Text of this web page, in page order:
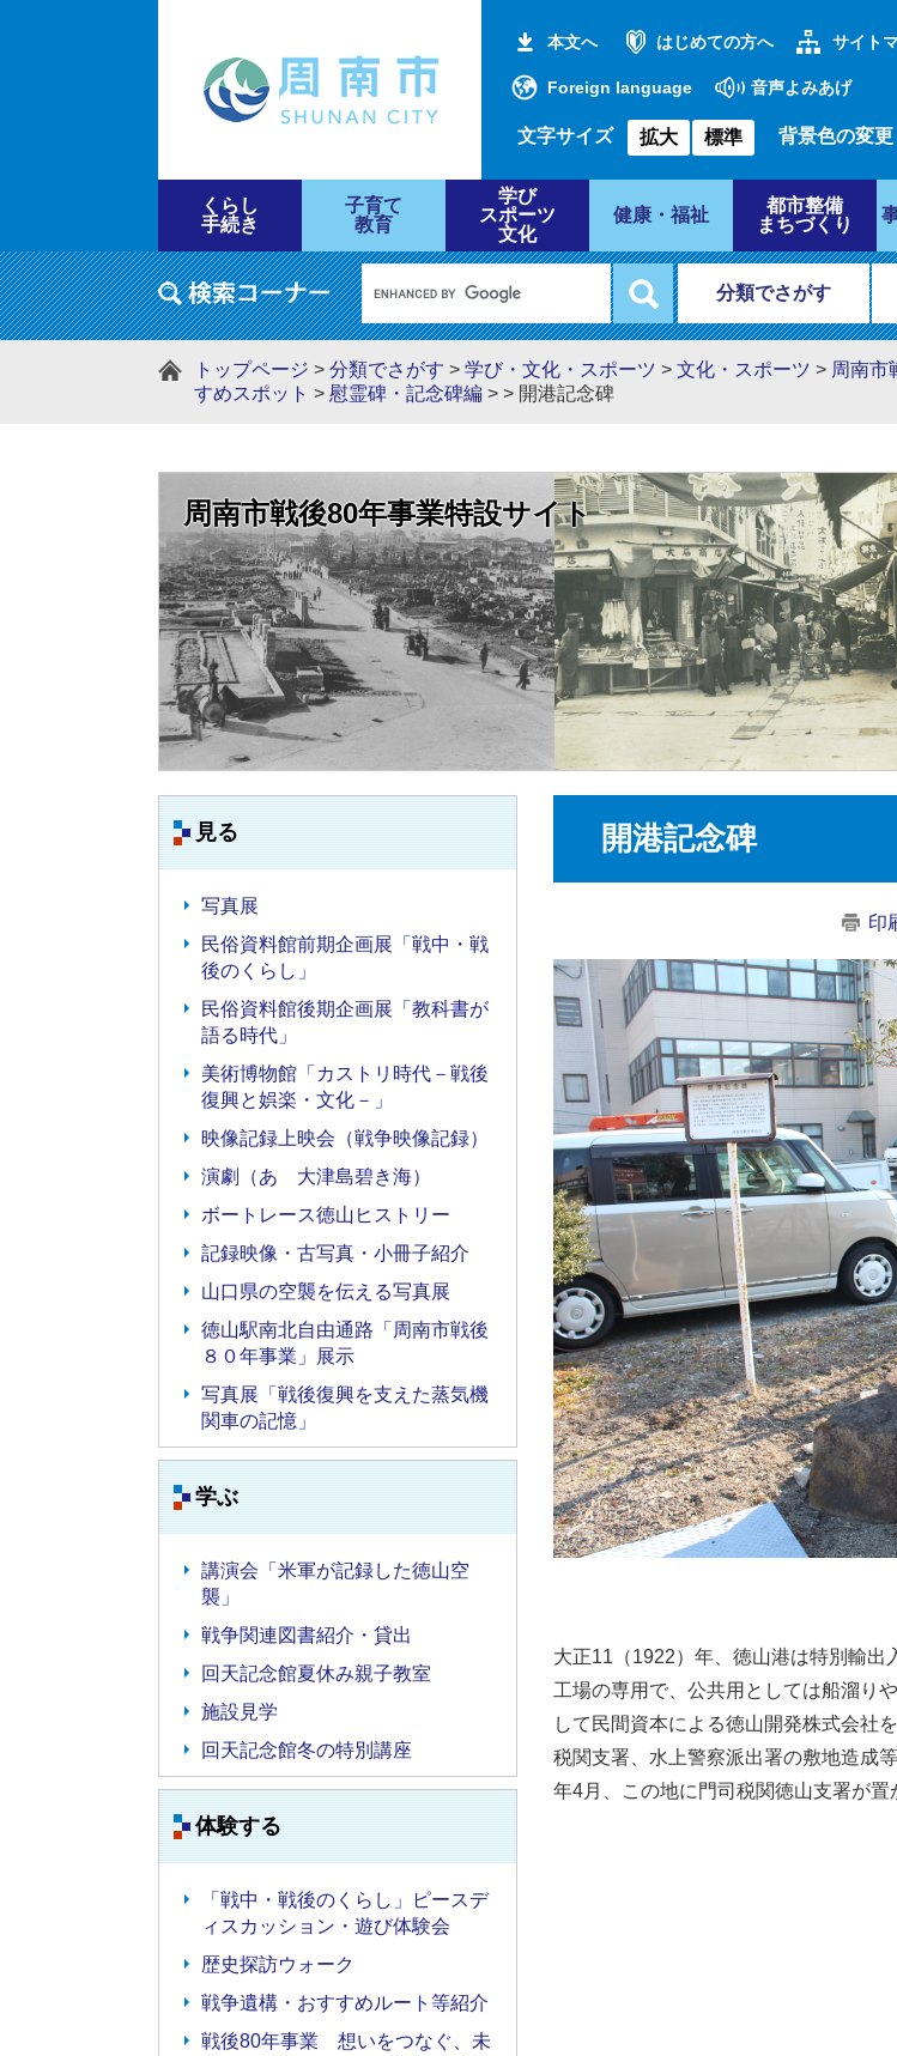
本文へ はじめての方へ サイト
Foreign language 音声よみあげ
文字サイズ 拡大 標準 背景色の変更
くらし
手続き
子育て
教育
学び
スポーツ
文化
健康・福祉
都市整備
まちづくり
分類でさがす
トップページ > 分類でさがす > 学び・文化・スポーツ > 文化・スポーツ > 周南市
すめスポット > 慰霊碑・記念碑編 > > 開港記念碑
周南市戦後80年事業特設サイト
見る
写真展
民俗資料館前期企画展「戦中・戦
後のくらし」
民俗資料館後期企画展「教科書が
語る時代」
美術博物館「カストリ時代－戦後
復興と娯楽・文化－」
映像記録上映会（戦争映像記録）
演劇（あゝ大津島碧き海）
ボートレース徳山ヒストリー
記録映像・古写真・小冊子紹介
山口県の空襲を伝える写真展
徳山駅南北自由通路「周南市戦後
８０年事業」展示
写真展「戦後復興を支えた蒸気機
関車の記憶」
学ぶ
講演会「米軍が記録した徳山空
襲」
戦争関連図書紹介・貸出
回天記念館夏休み親子教室
施設見学
回天記念館冬の特別講座
体験する
「戦中・戦後のくらし」ピースデ
ィスカッション・遊び体験会
歴史探訪ウォーク
戦争遺構・おすすめルート等紹介
戦後80年事業 想いをつなぐ、未
開港記念碑
印
大正11（1922）年、徳山港は特別輸
工場の専用で、公共用としては船溜り
して民間資本による徳山開発株式会社
税関支署、水上警察派出署の敷地造成
年4月、この地に門司税関徳山支署が置